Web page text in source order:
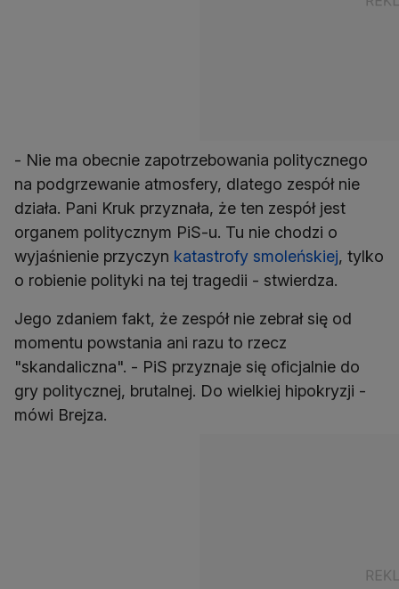
- Nie ma obecnie zapotrzebowania politycznego
na podgrzewanie atmosfery, dlatego zespół nie
działa. Pani Kruk przyznała, że ten zespół jest
organem politycznym PiS-u. Tu nie chodzi o
wyjaśnienie przyczyn katastrofy smoleńskiej, tylko
o robienie polityki na tej tragedii - stwierdza.
Jego zdaniem fakt, że zespół nie zebrał się od
momentu powstania ani razu to rzecz
"skandaliczna". - PiS przyznaje się oficjalnie do
gry politycznej, brutalnej. Do wielkiej hipokryzji -
mówi Brejza.